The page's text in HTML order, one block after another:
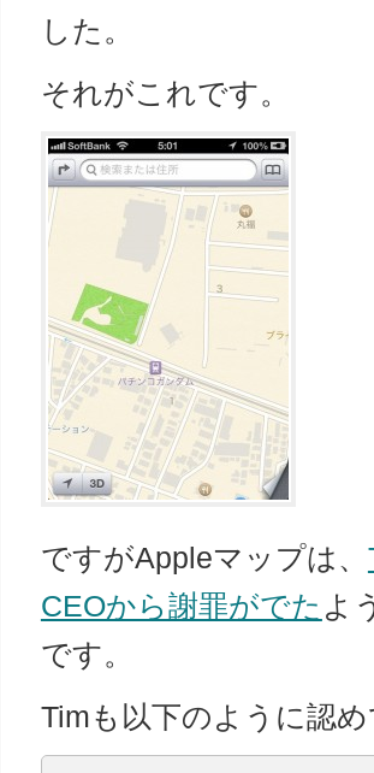
した。
それがこれです。
ですがAppleマップは、
CEOから謝罪がでた よ
です。
Timも以下のように認